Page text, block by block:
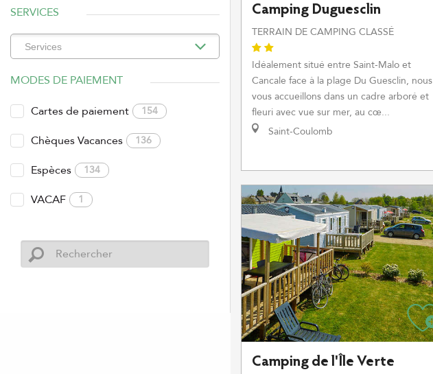
SERVICES
MODES DE PAIEMENT
Cartes de paiement 154
Chèques Vacances 136
Espèces 134
VACAF 1
Camping Duguesclin
TERRAIN DE CAMPING CLASSÉ
Idéalement situé entre Saint-Malo et
Cancale face à la plage Du Guesclin, nous
vous accueillons dans un cadre arboré et
fleuri avec vue sur mer, au cœ...
Saint-Coulomb
Camping de l'Île Verte